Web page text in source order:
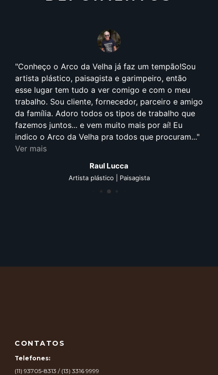
Conheço o Arco da Velha já faz um tempão!Sou
artista plástico, paisagista e garimpeiro, então
esse lugar tem tudo a ver comigo e com o meu
trabalho. Sou cliente, fornecedor, parceiro e amigo
da família. Adoro todos os tipos de trabalho que
fazemos juntos... e vem muito mais por aí! Eu
indico o Arco da Velha pra todos que procuram...
Ver mais
Raul Lucca
Artista plástico | Paisagista
CONTATOS
Telefones:
(11) 93705-8313 / (13) 3316 9999